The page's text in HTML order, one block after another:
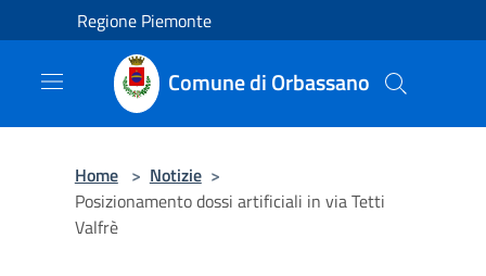
Salta al contenuto principale
Regione Piemonte
Comune di Orbassano
Home > Notizie >
Posizionamento dossi artificiali in via Tetti
Valfrè